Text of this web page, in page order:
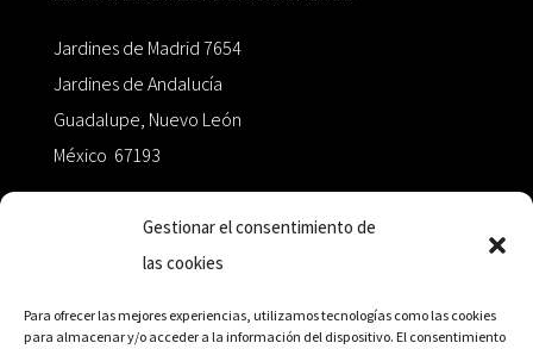
Gestionar el consentimiento de
las cookies
Para ofrecer las mejores experiencias, utilizamos tecnologías como las cookies
para almacenar y/o acceder a la información del dispositivo. El consentimiento
Jardines de Madrid 7654
Jardines de Andalucía
Guadalupe, Nuevo León
México 67193
+52 811.499.5638